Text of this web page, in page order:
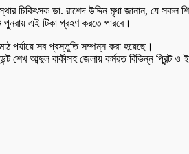
চিকিৎসক ডা. রাশেদ উদ্দিন মৃধা জানান, যে সকল
পুনরায় এই টিকা গ্রহণ করতে পারবে।
পর্যায়ে সব প্রস্তুতি সম্পন্ন করা হয়েছে।
শেখ আব্দুল বাকীসহ জেলায় কর্মরত বিভিন্ন প্রিন্ট ও